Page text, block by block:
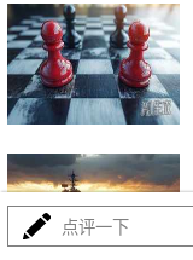
点评一下